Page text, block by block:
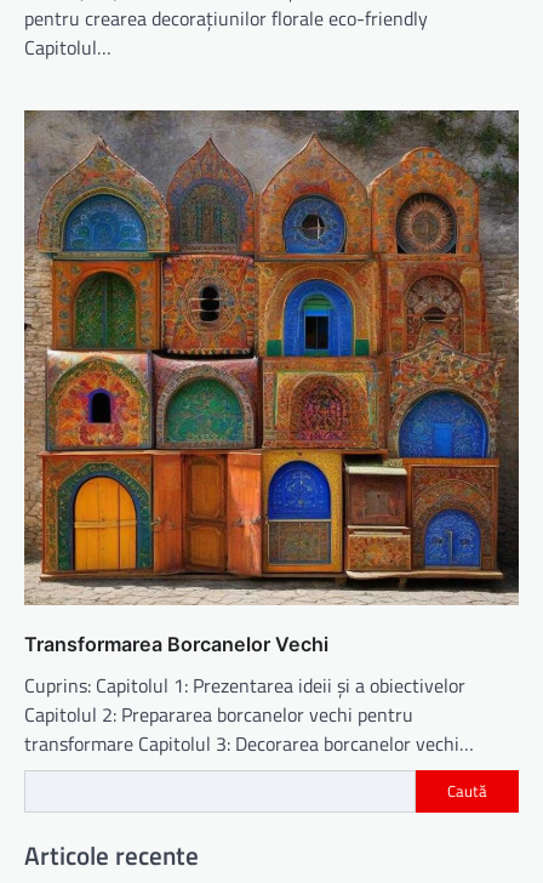
pentru crearea decorațiunilor florale eco-friendly
Capitolul…
Transformarea Borcanelor Vechi
Cuprins: Capitolul 1: Prezentarea ideii și a obiectivelor
Capitolul 2: Prepararea borcanelor vechi pentru
transformare Capitolul 3: Decorarea borcanelor vechi…
Caută
Articole recente